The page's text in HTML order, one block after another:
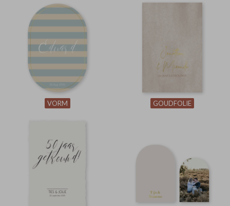
VORM GOUDFOLIE